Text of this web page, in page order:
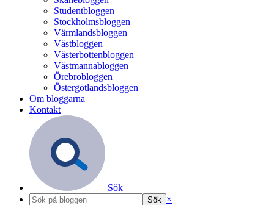
Studentbloggen
Stockholmsbloggen
Värmlandsbloggen
Västbloggen
Västerbottenbloggen
Västmannabloggen
Örebrobloggen
Östergötlandsbloggen
Om bloggarna
Kontakt
Sök
×